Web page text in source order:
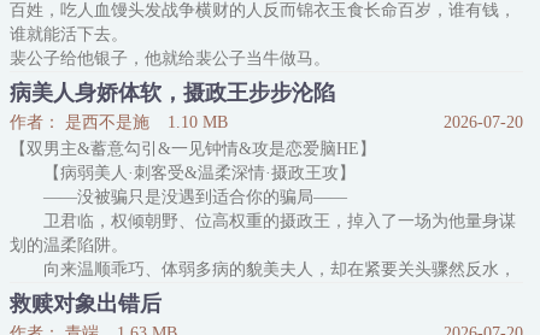
百姓，吃人血馒头发战争横财的人反而锦衣玉食长命百岁，谁有钱，
谁就能活下去。
裴公子给他银子，他就给裴公子当牛做马。
裴公子喜欢谢府二公子，金玉在谢府勤勤恳恳打探二公子消息；
裴公子吩咐要无微不至的照顾二公子，金玉殷勤得恨不得茅房都替二
公子上了。
裴公子又喜欢大公子了！
金玉：……
金玉二话不说扭头就调到大公子院子里去，只是……只是那个嫌这嫌
那的娇气包二公子为什么脸色那么难看？？
排雷
病美人身娇体软，摄政王步步沦陷
作者： 是西不是施 1.10 MB
2026-07-20
【双男主&蓄意勾引&一见钟情&攻是恋爱脑HE】
【病弱美人·刺客受&温柔深情·摄政王攻】
——没被骗只是没遇到适合你的骗局——
卫君临，权倾朝野、位高权重的摄政王，掉入了一场为他量身谋
划的温柔陷阱。
向来温顺乖巧、体弱多病的貌美夫人，却在紧要关头骤然反水，
执短刃刺入自己的心脏。
卫君临心疼的厉害，没心疼自己，而是心疼自家夫人。
救赎对象出错后